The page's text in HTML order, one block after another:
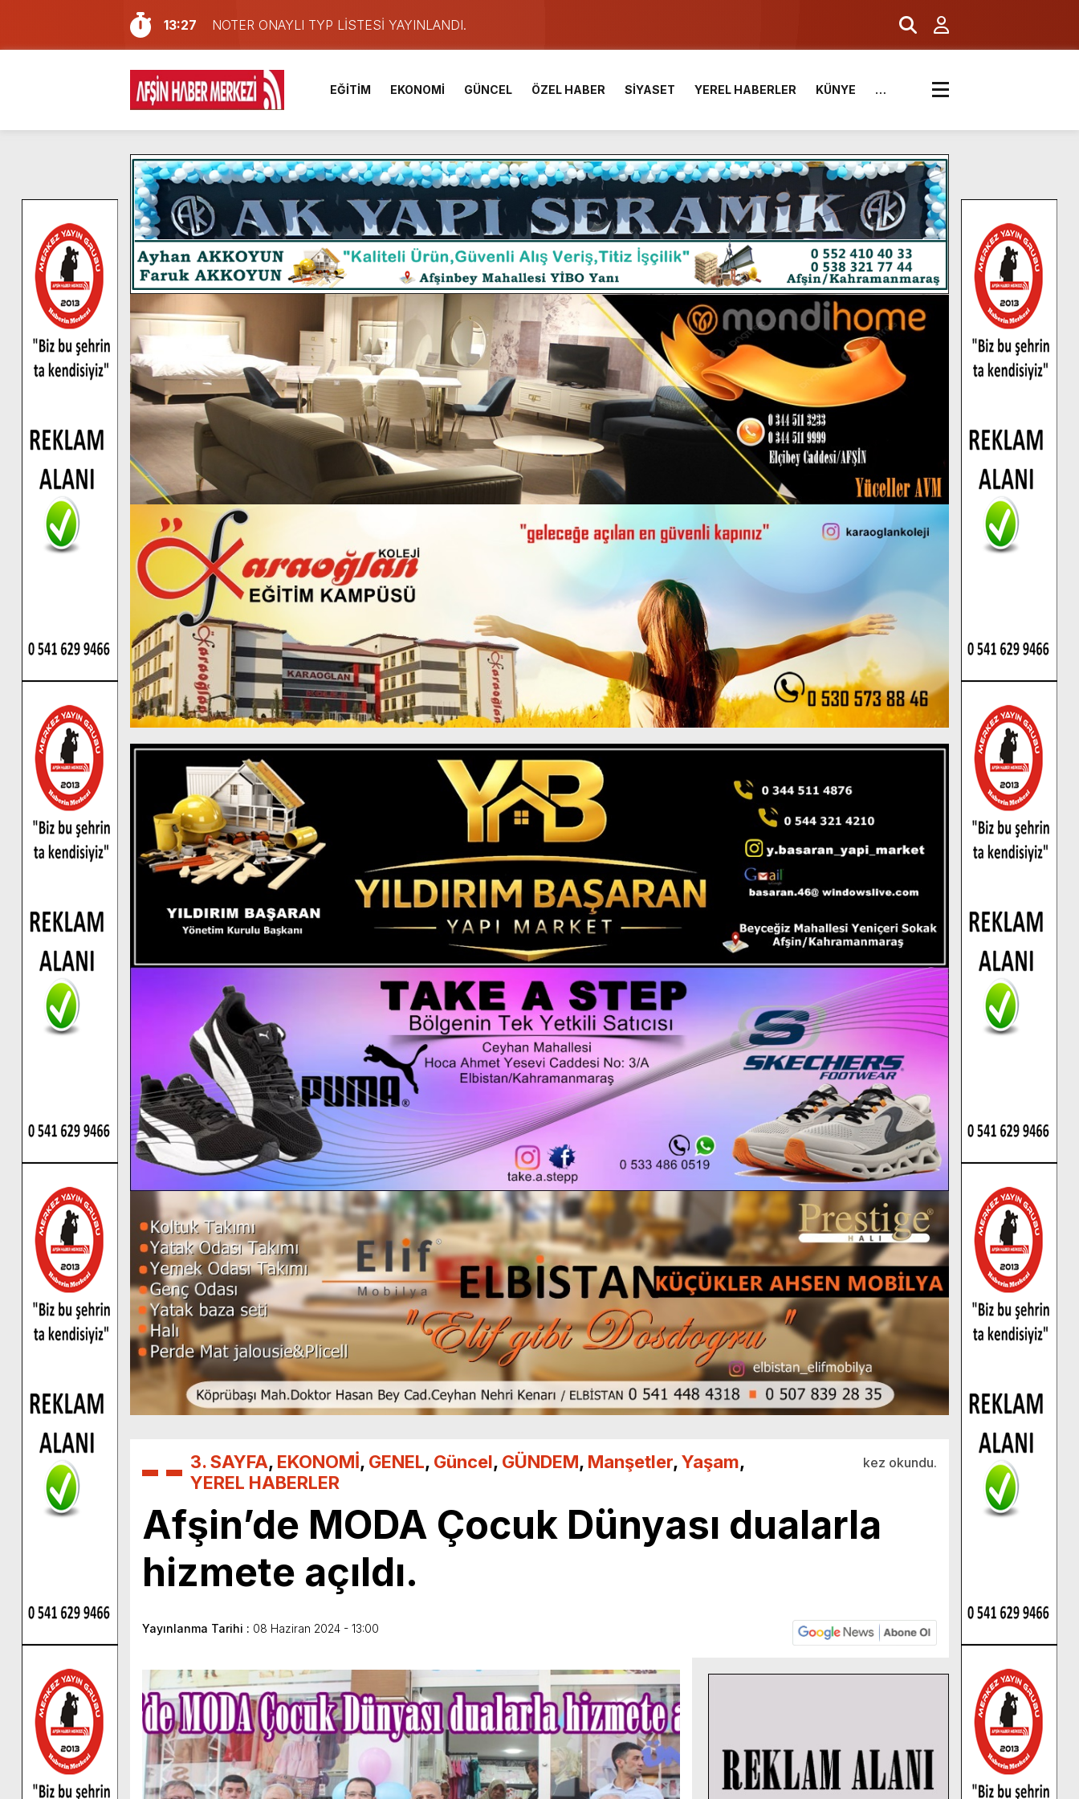
13:27
NOTER ONAYLI TYP LİSTESİ YAYINLANDI.
11:22
KAFUM Fuar Alanı Bulut ve Yavuz’un Ezgileriyle Şenlendi.
8:06
Afşinli bir hemşehrimizin de olduğu Filistin Konvoyu, güçlenerek ilerliyor.
14:05
Madrigal, Perşembe Günü KAFUM’da Sahne Alacak.
7:39
KEDİNİZ Mİ VAR?
7:27
Cumhurbaşkanı Erdoğan, Ayser Çalık Ortaokulu Şehitlerinin Aileleriyle Bir Araya Geldi.
13:57
Afşin Heyetinden Kaymakam Muammer Sarıdoğan’a Beşikdüzü’nde hayırlı olsun ziyareti.
10:34
Vatandaşlardan Ağustos Fuarı’na Tam Not.
16:48
Pusula Maraş Kamplarında 2 Bin Genç Doğa ve Bilimle Buluştu.
16:10
Uluslararası Bisiklet Yarışması’nda En Zorlu Etap Tamamlandı.
EĞİTİM EKONOMİ GÜNCEL ÖZEL HABER SİYASET YEREL HABERLER KÜNYE …
3. SAYFA, EKONOMİ, GENEL, Güncel, GÜNDEM, Manşetler,Yaşam,
YEREL HABERLER
kez okundu.
Afşin’de MODA Çocuk Dünyası dualarla
hizmete açıldı.
Yayınlanma Tarihi : 08 Haziran 2024 - 13:00